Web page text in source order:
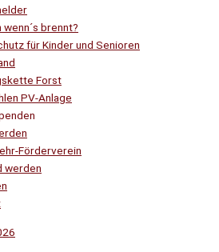
wenn´s brennt?
für Kinder und Senioren
Forst
PV-Anlage
Förderverein
werden